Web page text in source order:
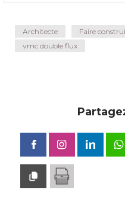
Architecte Faire
vmc double flux